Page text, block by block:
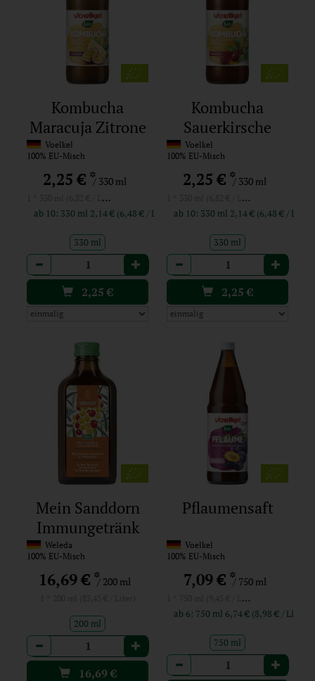
Kombucha
Maracuja Zitrone
Voelkel
100% EU-Misch
2,25 € */ 330 ml
1 * 330 ml (6,82 € / Liter)
ab 10: 330 ml 2,14 € (6,48 € / Liter)
330 ml
Anzahl
2,25€
Kombucha
Sauerkirsche
Minze
Voelkel
100% EU-Misch
2,25 € */ 330 ml
1 * 330 ml (6,82 € / Liter)
ab 10: 330 ml 2,14 € (6,48 € / Liter)
330 ml
Anzahl
2,25€
Mein Sanddorn
Immungetränk
Weleda
100% EU-Misch
16,69 € */ 200 ml
200 ml
Anzahl
16,69€
Pflaumensaft
Voelkel
100% EU-Misch
7,09 €*/ 750 ml
1 * 750 ml (9,45 € / Liter)
ab 6: 750 ml 6,74 € (8,98 € / Liter)
750 ml
Anzahl